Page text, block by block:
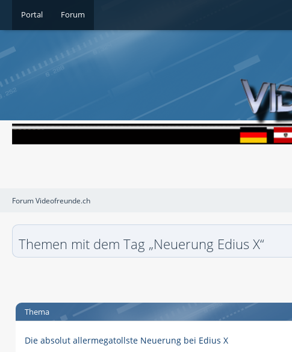
Portal Forum
Forum Videofreunde.ch
Themen mit dem Tag „Neuerung Edius X“
Thema
Die absolut allermegatollste Neuerung bei Edius X